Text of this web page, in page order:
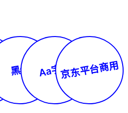
黑体 Aa字库京东平台商用